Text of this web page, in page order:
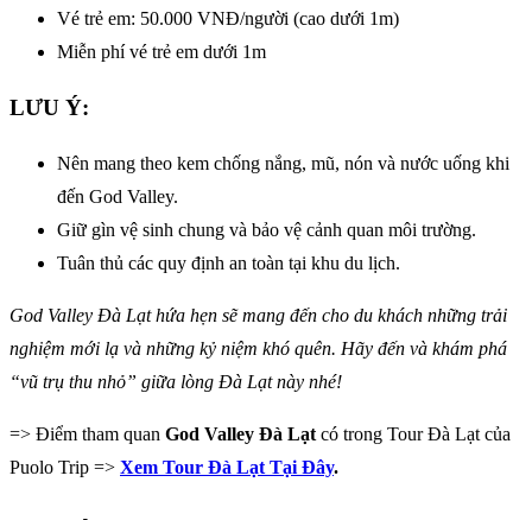
Vé trẻ em: 50.000 VNĐ/người (cao dưới 1m)
Miễn phí vé trẻ em dưới 1m
LƯU Ý:
Nên mang theo kem chống nắng, mũ, nón và nước uống khi
đến God Valley.
Giữ gìn vệ sinh chung và bảo vệ cảnh quan môi trường.
Tuân thủ các quy định an toàn tại khu du lịch.
God Valley Đà Lạt hứa hẹn sẽ mang đến cho du khách những trải
nghiệm mới lạ và những kỷ niệm khó quên. Hãy đến và khám phá
“vũ trụ thu nhỏ” giữa lòng Đà Lạt này nhé!
=> Điểm tham quan God Valley Đà Lạt có trong Tour Đà Lạt của
Puolo Trip => Xem Tour Đà Lạt Tại Đây.